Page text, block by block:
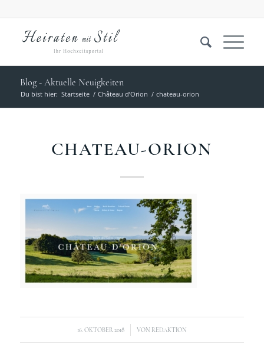
Blog - Aktuelle Neuigkeiten
Du bist hier: Startseite / Château d’Orion / chateau-orion
CHATEAU-ORION
16. OKTOBER 2018
/ VON REDAKTION